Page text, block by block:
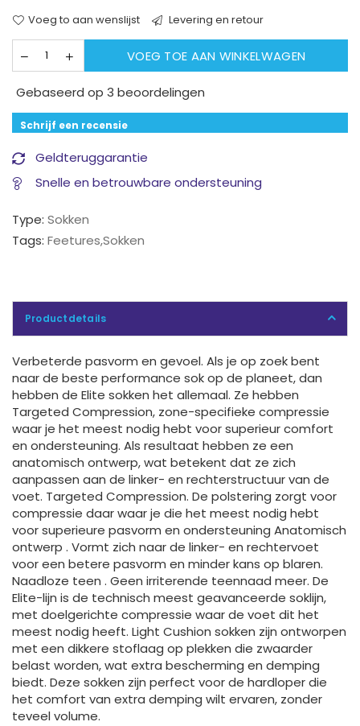
Voeg to aan wenslijst Levering en retour
VOEG TOE AAN WINKELWAGEN
Gebaseerd op 3 beoordelingen
Schrijf een recensie
Geldteruggarantie
Snelle en betrouwbare ondersteuning
Type: Sokken
Tags: Feetures,Sokken
Productdetails
Verbeterde pasvorm en gevoel. Als je op zoek bent
naar de beste performance sok op de planeet, dan
hebben de Elite sokken het allemaal. Ze hebben
Targeted Compression, zone-specifieke compressie
waar je het meest nodig hebt voor superieur comfort
en ondersteuning. Als resultaat hebben ze een
anatomisch ontwerp, wat betekent dat ze zich
aanpassen aan de linker- en rechterstructuur van de
voet. Targeted Compression. De polstering zorgt voor
compressie daar waar je die het meest nodig hebt
voor superieure pasvorm en ondersteuning Anatomisch
ontwerp . Vormt zich naar de linker- en rechtervoet
voor een betere pasvorm en minder kans op blaren.
Naadloze teen . Geen irriterende teennaad meer. De
Elite-lijn is de technisch meest geavanceerde soklijn,
met doelgerichte compressie waar de voet dit het
meest nodig heeft. Light Cushion sokken zijn ontworpen
met een dikkere stoflaag op plekken die zwaarder
belast worden, wat extra bescherming en demping
biedt. Deze sokken zijn perfect voor de hardloper die
het comfort van extra demping wilt ervaren, zonder
teveel volume.